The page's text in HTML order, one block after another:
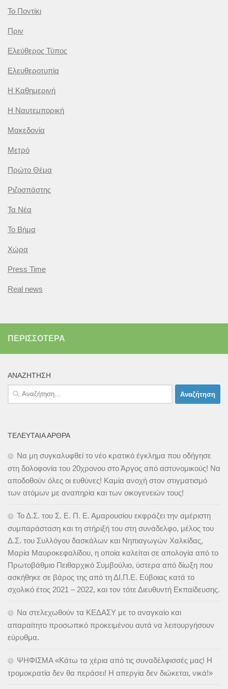
Το Ποντίκι
Πριν
Ελεύθερος Τύπος
Ελευθεροτυπία
Η Καθημερινή
Η Ναυτεμπορική
Μακεδονία
Μετρό
Πρώτο Θέμα
Ριζοσπάστης
Τα Νέα
Το Βήμα
Χώρα
Press Time
Real news
ΠΕΡΙΣΣΌΤΕΡΑ
ΑΝΑΖΉΤΗΣΗ
Αναζήτηση
για:
ΤΕΛΕΥΤΑΊΑ ΆΡΘΡΑ
Να μη συγκαλυφθεί το νέο κρατικό έγκλημα που οδήγησε
στη δολοφονία του 20χρονου στο Άργος από αστυνομικούς! Να
αποδοθούν όλες οι ευθύνες! Καμία ανοχή στον στιγματισμό
των ατόμων με αναπηρία και των οικογενειών τους!
Το Δ.Σ. του Σ. Ε. Π. Ε. Αμαρουσίου εκφράζει την αμέριστη
συμπαράσταση και τη στήριξή του στη συνάδελφο, μέλος του
Δ.Σ. του Συλλόγου δασκάλων και Νηπιαγωγών Χαλκίδας,
Μαρία Μαυροκεφαλίδου, η οποία καλείται σε απολογία από το
Πρωτοβάθμιο Πειθαρχικό Συμβούλιο, ύστερα από δίωξη που
ασκήθηκε σε βάρος της από τη ΔΙ.Π.Ε. Εύβοιας κατά το
σχολικό έτος 2021 – 2022, και τον τότε Διευθυντή Εκπαίδευσης.
Να στελεχωθούν τα ΚΕΔΑΣΥ με το αναγκαίο και
απαραίτητο προσωπικό προκειμένου αυτά να λειτουργήσουν
εύρυθμα.
ΨΗΦΙΣΜΑ «Κάτω τα χέρια από τις συναδέλφισσές μας! Η
τρομοκρατία δεν θα περάσει! Η απεργία δεν διώκεται, νικά!»